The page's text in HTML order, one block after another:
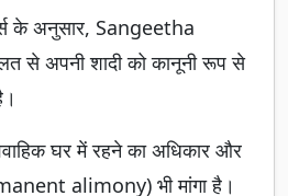
के अनुसार, Sangeetha
से अपनी शादी को कानूनी रूप से
घर में रहने का अधिकार और
alimony) भी मांगा है।